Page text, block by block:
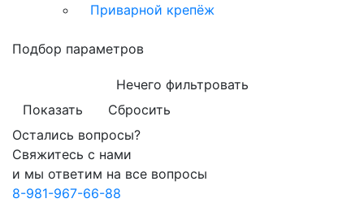
Приварной крепёж
Подбор параметров
Нечего фильтровать
Показать
Сбросить
Остались вопросы?
Свяжитесь с нами
и мы ответим на все вопросы
8-981-967-66-88